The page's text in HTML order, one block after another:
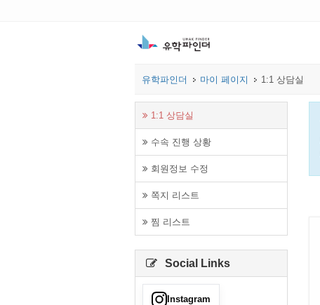
유학파인더 마이 페이지 1:1 상담실
1:1 상담실
수속 진행 상황
회원정보 수정
쪽지 리스트
찜 리스트
Social Links
Instagram